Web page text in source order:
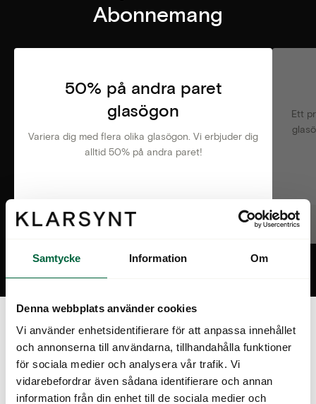
Samtycke Information Om
Denna webbplats använder cookies
Vi använder enhetsidentifierare för att anpassa innehållet
och annonserna till användarna, tillhandahålla funktioner
för sociala medier och analysera vår trafik. Vi
vidarebefordrar även sådana identifierare och annan
information från din enhet till de sociala medier och
Abonnemang
50% på andra paret
glasögon
Variera dig med flera olika glasögon. Vi erbjuder dig
alltid 50% på andra paret!
Läs mer
Ett
Ögonkontakten i Torup – En